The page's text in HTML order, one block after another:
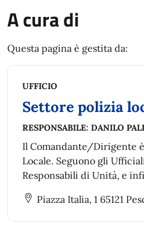
A cura di
Questa pagina è gestita da:
UFFICIO
Settore polizia
RESPONSABILE: DANILO
Il Comandante/Dirigente
Locale. Seguono gli
Responsabili di Unità, e
agenti (operatori di
Piazza Italia, 1 65121